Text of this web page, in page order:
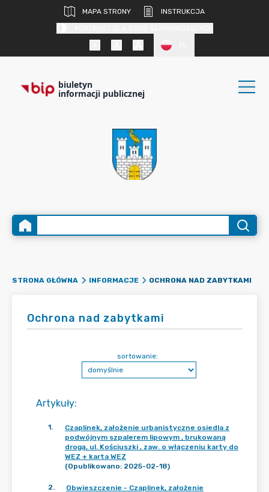
MAPA STRONY
INSTRUKCJA
biuletyn
informacji publicznej
STRONA GŁÓWNA INFORMACJE OCHRONA NAD ZABYTKAMI
Ochrona nad zabytkami
Artykuły:
sortowanie:
1.
Czaplinek, założenie urbanistyczne osiedla z
podwójnym szpalerem lipowym , brukowaną
drogą, ul. Kościuszki , zaw. o włączeniu karty do
WEZ + karta WEZ
(Opublikowano: 2025-02-18)
2.
Obwieszczenie - Czaplinek, założenie